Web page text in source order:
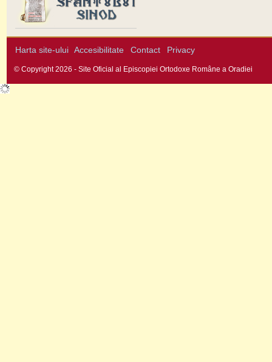
Harta site-ului Accesibilitate Contact Privacy
© Copyright 2026 - Site Oficial al Episcopiei Ortodoxe Române a Oradiei